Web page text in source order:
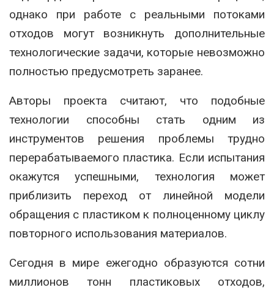
однако при работе с реальными потоками
отходов могут возникнуть дополнительные
технологические задачи, которые невозможно
полностью предусмотреть заранее.
Авторы проекта считают, что подобные
технологии способны стать одним из
инструментов решения проблемы трудно
перерабатываемого пластика. Если испытания
окажутся успешными, технология может
приблизить переход от линейной модели
обращения с пластиком к полноценному циклу
повторного использования материалов.
Сегодня в мире ежегодно образуются сотни
миллионов тонн пластиковых отходов,